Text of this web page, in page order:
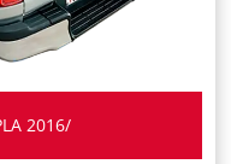
2016/